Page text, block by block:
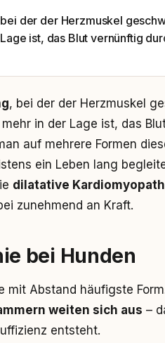
der der Herzmuskel
ist, das Blut vernünftig
, bei der der Herzmuskel
in der Lage ist, das
auf mehrere Formen
ein Leben lang
dilatative
zunehmend an Kraft.
bei Hunden
mit Abstand häufigste
weiten sich aus –
entsteht.